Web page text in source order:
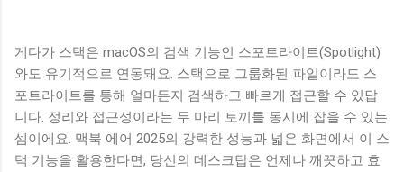
게다가 스택은 macOS의 검색 기능인 스포트라이트(Spotlight)
와도 유기적으로 연동돼요. 스택으로 그룹화된 파일이라도 스
포트라이트를 통해 얼마든지 검색하고 빠르게 접근할 수 있답
니다. 정리와 접근성이라는 두 마리 토끼를 동시에 잡을 수 있는
셈이에요. 맥북 에어 2025의 강력한 성능과 넓은 화면에서 이 스
택 기능을 활용한다면, 당신의 데스크탑은 언제나 깨끗하고 효